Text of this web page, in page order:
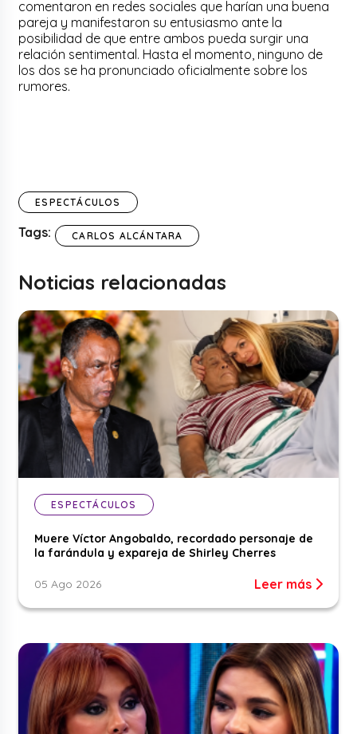
comentaron en redes sociales que harían una buena
pareja y manifestaron su entusiasmo ante la
posibilidad de que entre ambos pueda surgir una
relación sentimental. Hasta el momento, ninguno de
los dos se ha pronunciado oficialmente sobre los
rumores.
ESPECTÁCULOS
Tags: CARLOS ALCÁNTARA
Noticias relacionadas
ESPECTÁCULOS
Muere Víctor Angobaldo, recordado personaje de
la farándula y expareja de Shirley Cherres
05 Ago 2026 Leer más